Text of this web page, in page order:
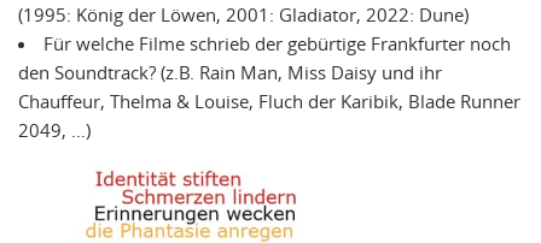
(1995: König der Löwen, 2001: Gladiator, 2022: Dune)
Für welche Filme schrieb der gebürtige Frankfurter noch
den Soundtrack? (z.B. Rain Man, Miss Daisy und ihr
Chauffeur, Thelma & Louise, Fluch der Karibik, Blade Runner
2049, …)